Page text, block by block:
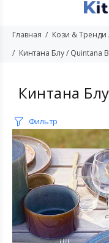
Главная
Кози & Тренди
Кинтана Блу / Quintana
Кинтана
Фильтр